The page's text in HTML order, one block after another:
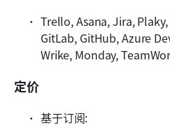
Trello, Asana, Jira,
GitLab, GitHub, Azure
Wrike, Monday,
定价
基于订阅: